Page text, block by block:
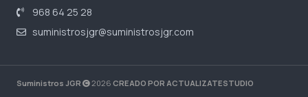
968 64 25 28
suministrosjgr@suministrosjgr.com
Suministros JGR 2026 CREADO POR ACTUALIZATESTUDIO